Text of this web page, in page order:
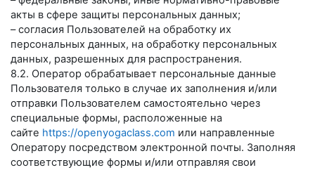
акты в сфере защиты персональных данных;
– согласия Пользователей на обработку их
персональных данных, на обработку персональных
данных, разрешенных для распространения.
8.2. Оператор обрабатывает персональные данные
Пользователя только в случае их заполнения и/или
отправки Пользователем самостоятельно через
специальные формы, расположенные на
сайте https://openyogaclass.com или направленные
Оператору посредством электронной почты. Заполняя
соответствующие формы и/или отправляя свои